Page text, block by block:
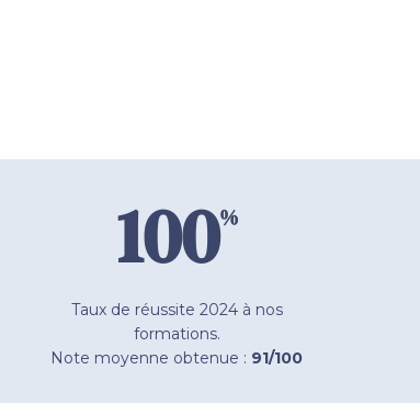
100%
Taux de réussite 2024 à nos
formations.
Note moyenne obtenue : 91/100